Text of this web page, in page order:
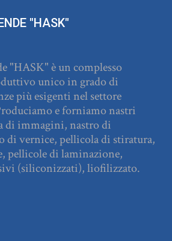
"HASK"
"HASK" è un complesso
unico in grado di
più esigenti nel settore
e forniamo nastri
di immagini, nastro di
di vernice, pellicola di stiratura,
pellicole di laminazione,
(siliconizzati), liofilizzato.